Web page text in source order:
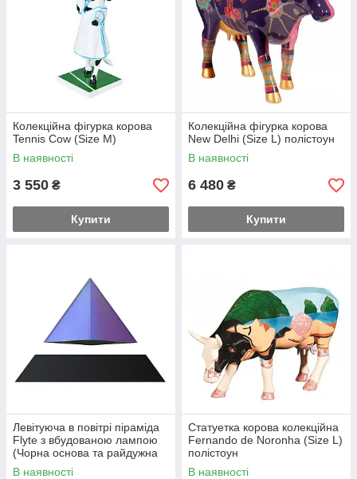
Колекційна фігурка корова
Tennis Cow (Size M)
В наявності
3 550 ₴
Купити
Колекційна фігурка корова
New Delhi (Size L) полістоун
В наявності
6 480 ₴
Купити
Левітуюча в повітрі піраміда
Flyte з вбудованою лампою
(Чорна основа та райдужна
піраміда)
В наявності
Статуетка корова колекційна
Fernando de Noronha (Size L)
полістоун
В наявності